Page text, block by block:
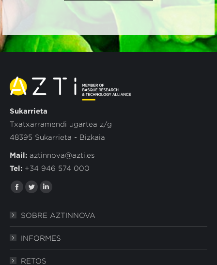
Sukarrieta
Txatxarramendi ugartea z/g
48395 Sukarrieta - Bizkaia
Mail: aztinnova@azti.es
Tel: +34 946 574 000
Encuéntranos en:
Facebook
opens
new
Twitter
opens
new
Linkedin
opens
new
SOBRE AZTINNOVA
INFORMES
RETOS